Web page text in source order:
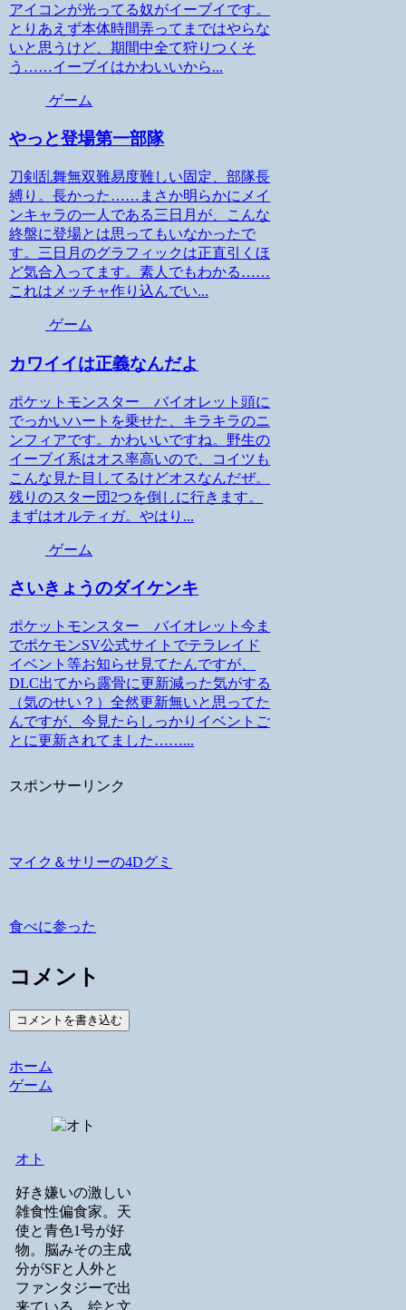
アイコンが光ってる奴がイーブイです。
とりあえず本体時間弄ってまではやらな
いと思うけど、期間中全て狩りつくそ
う……イーブイはかわいいから...
ゲーム
やっと登場第一部隊
刀剣乱舞無双難易度難しい固定、部隊長
縛り。長かった……まさか明らかにメイ
ンキャラの一人である三日月が、こんな
終盤に登場とは思ってもいなかったで
す。三日月のグラフィックは正直引くほ
ど気合入ってます。素人でもわかる……
これはメッチャ作り込んでい...
ゲーム
カワイイは正義なんだよ
ポケットモンスター バイオレット頭に
でっかいハートを乗せた、キラキラのニ
ンフィアです。かわいいですね。野生の
イーブイ系はオス率高いので、コイツも
こんな見た目してるけどオスなんだぜ。
残りのスター団2つを倒しに行きます。
まずはオルティガ。やはり...
ゲーム
さいきょうのダイケンキ
ポケットモンスター バイオレット今ま
でポケモンSV公式サイトでテラレイド
イベント等お知らせ見てたんですが、
DLC出てから露骨に更新減った気がする
（気のせい？）全然更新無いと思ってた
んですが、今見たらしっかりイベントご
とに更新されてました……...
スポンサーリンク
マイク＆サリーの4Dグミ
食べに参った
コメント
コメントを書き込む
ホーム
ゲーム
オト
好き嫌いの激しい
雑食性偏食家。天
使と青色1号が好
物。脳みその主成
分がSFと人外と
ファンタジーで出
来ている。絵と文